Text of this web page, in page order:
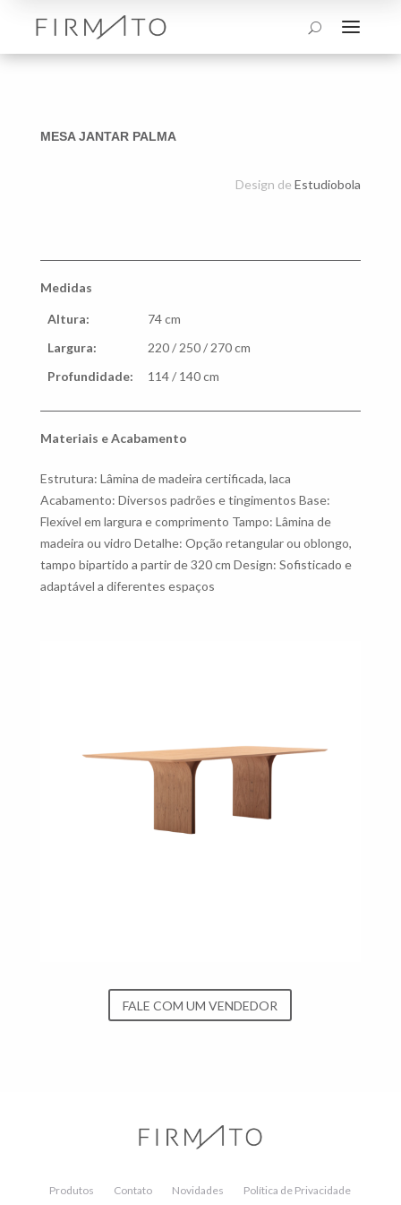
U a
MESA JANTAR PALMA
Design deEstudiobola
Medidas
Altura:
74 cm
Largura:
220 / 250 / 270 cm
Profundidade:
114 / 140 cm
Materiais e Acabamento
Estrutura: Lâmina de madeira certificada, laca
Acabamento: Diversos padrões e tingimentos Base:
Flexível em largura e comprimento Tampo: Lâmina de
madeira ou vidro Detalhe: Opção retangular ou oblongo,
tampo bipartido a partir de 320 cm Design: Sofisticado e
adaptável a diferentes espaços
FALE COM UM VENDEDOR
Produtos Contato Novidades Política de Privacidade